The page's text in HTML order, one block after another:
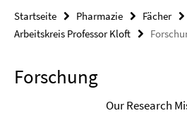
Startseite Pharmazie Fächer
Arbeitskreis Professor Kloft
Forschung
Our Research